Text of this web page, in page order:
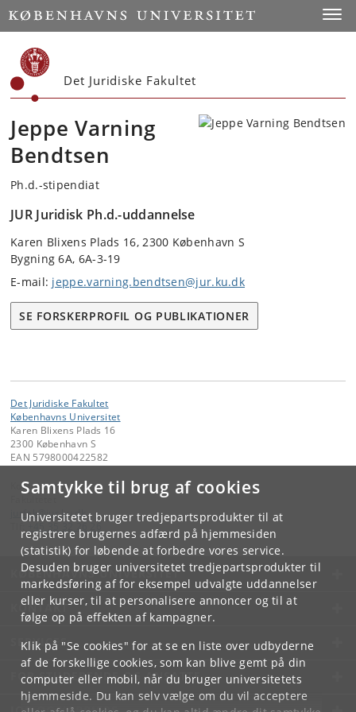
Samtykke til brug af cookies
Universitetet bruger tredjepartsprodukter til at
registrere brugernes adfærd på hjemmesiden
(statistik) for løbende at forbedre vores service.
Desuden bruger universitetet tredjepartsprodukter til
markedsføring af for eksempel udvalgte uddannelser
eller kurser, til at personalisere annoncer og til at
følge op på effekten af kampagner.
Klik på "Se cookies" for at se en liste over udbyderne
af de forskellige cookies, som kan blive gemt på din
computer eller mobil, når du bruger universitetets
hjemmeside. Du kan selv vælge om du vil acceptere
Start
Det Juridiske Fakultet
Jeppe Varning
Bendtsen
Ph.d.-stipendiat
JUR Juridisk Ph.d.-uddannelse
Karen Blixens Plads 16, 2300 København S
Bygning 6A, 6A-3-19
E-mail: jeppe.varning.bendtsen@jur.ku.dk
SE FORSKERPROFIL OG PUBLIKATIONER
Det Juridiske Fakultet
Københavns Universitet
Karen Blixens Plads 16
2300 København S
EAN 5798000422582
Kontakt:
jurfak @jur.ku.dk
KØBENHAVNS UNIVERSITET
KONTAKT
SERVICES
FOR STUDERENDE OG ANSATTE